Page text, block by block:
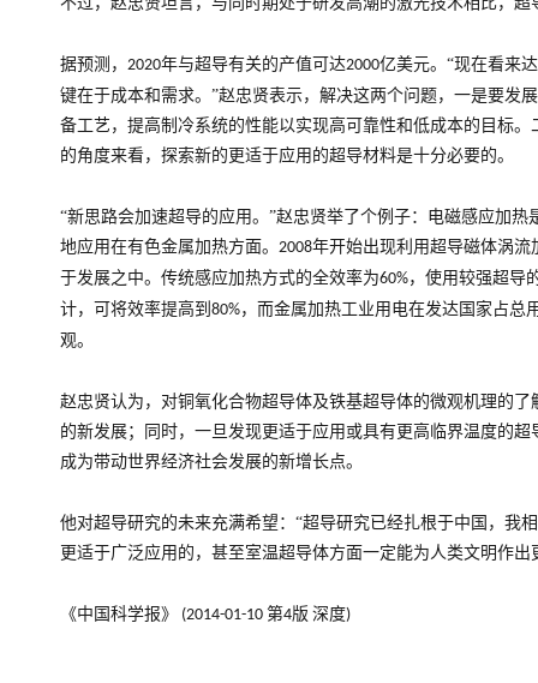
据预测， 2020年与超导有关的产值可达2000亿美元。“现在看来
键在于成本和需求。”赵忠贤表示，解决这两个问题，一是要发
备工艺，提高制冷系统的性能以实现高可靠性和低成本的目标
的角度来看，探索新的更适于应用的超导材料是十分必要的。
“新思路会加速超导的应用。”赵忠贤举了个例子：电磁感应加热
地应用在有色金属加热方面。 2008年开始出现利用超导磁体涡
于发展之中。传统感应加热方式的全效率为60%，使用较强超导
计，可将效率提高到 80%，而金属加热工业用电在发达国家占总
观。
赵忠贤认为，对铜氧化合物超导体及铁基超导体的微观机理的
的新发展；同时，一旦发现更适于应用或具有更高临界温度的
成为带动世界经济社会发展的新增长点。
他对超导研究的未来充满希望：“超导研究已经扎根于中国，我
更适于广泛应用的，甚至室温超导体方面一定能为人类文明作出
《中国科学报》 (2014-01-10 第4版 深度)